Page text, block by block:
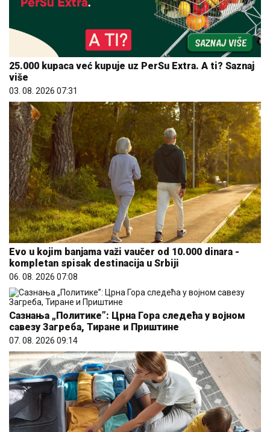
25.000 kupaca već kupuje uz PerSu Extra. A ti? Saznaj
više
03. 08. 2026 07:31
Evo u kojim banjama važi vaučer od 10.000 dinara -
kompletan spisak destinacija u Srbiji
06. 08. 2026 07:08
Сазнања „Политике”: Црна Гора следећа у војном
савезу Загреба, Тиране и Приштине
07. 08. 2026 09:14